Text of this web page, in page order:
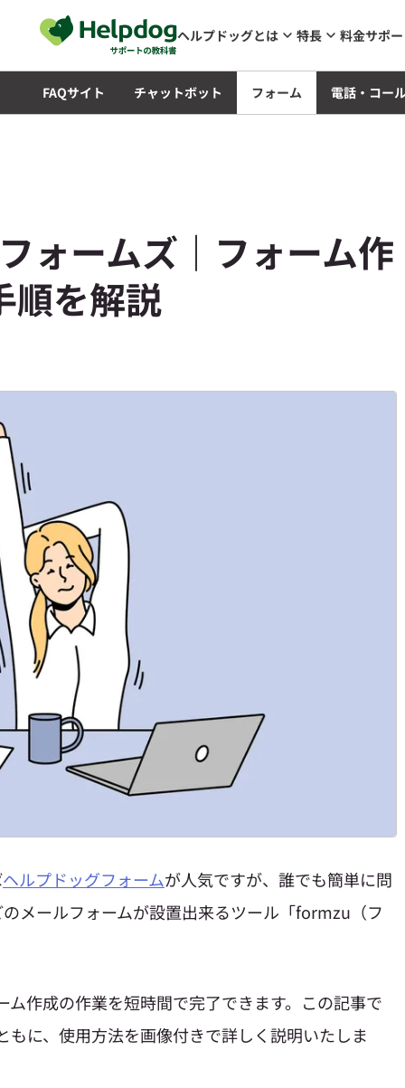
メインコンテンツへスキップ
ヘルプドッグとは 特長 料金サポ
FAQサイト チャットボット フォーム 電話・コー
ォームズ｜フォーム作
順を解説
ヘルプドッグフォームが人気ですが、誰でも簡単に問
メールフォームが設置出来るツール「formzu（フ
作成の作業を短時間で完了できます。この記事で
に、使用方法を画像付きで詳しく説明いたしま